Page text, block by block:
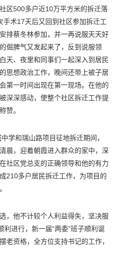
区500多户近10万平方米的拆迁落
术17天后又回到社区参加拆迁工
排蔡冬林参加，并一再说服天天好
倔脾气又发起来了，反到说服领
天、夜里和同事们一起深入到居民
思想政治工作，晚间还带上被子居
第一时间出现在第一现场。在他的
深深感动，使整个社区拆迁工作提
赞。
学和瑞山路项目征地拆迁期间，
晨，迎着朝霞进入群众的家中，深
社区党总支的正确领导和他的有力
210多户居民拆迁工作，为项目的
，他不计较个人利益得失，坚决服
利进行，新一届“两委”班子顺利诞
老资格，全方位支持书记的工作，